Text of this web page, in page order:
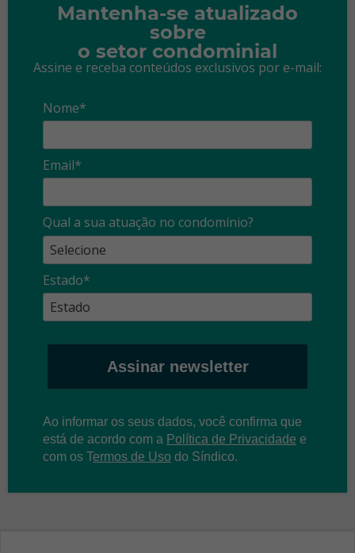
Mantenha-se atualizado
sobre
o setor condominial
Assine e receba conteúdos exclusivos por e-mail:
Nome*
Email*
Qual a sua atuação no condomínio?
Estado*
Assinar newsletter
Ao informar os seus dados, você confirma que
está de acordo com a Política de Privacidade e
com os Termos de Uso do Síndico.